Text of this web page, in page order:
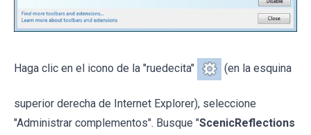
Haga clic en el icono de la "ruedecita" (en la esquina
superior derecha de Internet Explorer), seleccione
"Administrar complementos". Busque "ScenicReflections